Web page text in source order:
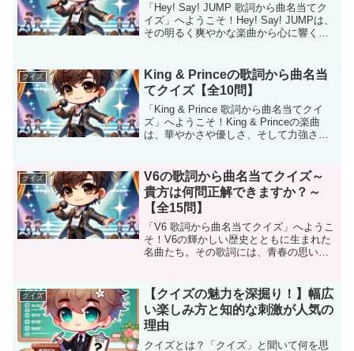
「Hey! Say! JUMP 歌詞から曲名当てク
イズ」へようこそ！Hey! Say! JUMPは、
その明るく爽やかな楽曲から心に響くバ
曲の歌詞をヒントに曲名を当てても...
クイズ
King & Princeの歌詞から曲名当
てクイズ【全10問】
「King & Prince 歌詞から曲名当てクイ
ズ」へようこそ！King & Princeの楽曲
は、華やかさや優しさ、そして力強さで
ックアップし、曲名を当ててもらいま...
クイズ
V6の歌詞から曲名当てクイズ～
貴方は何問正解できますか？～
【全15問】
「V6 歌詞から曲名当てクイズ」へようこ
そ！V6の輝かしい歴史とともに生まれた
名曲たち。その歌詞には、青春の思い出
なV6の楽曲から選りすぐりの歌詞をヒン
トに、曲名を当て...
クイズ
【クイズの魅力を深掘り！】幅広
い楽しみ方と知的な刺激が人気の
理由
クイズとは？「クイズ」と聞いて何を思